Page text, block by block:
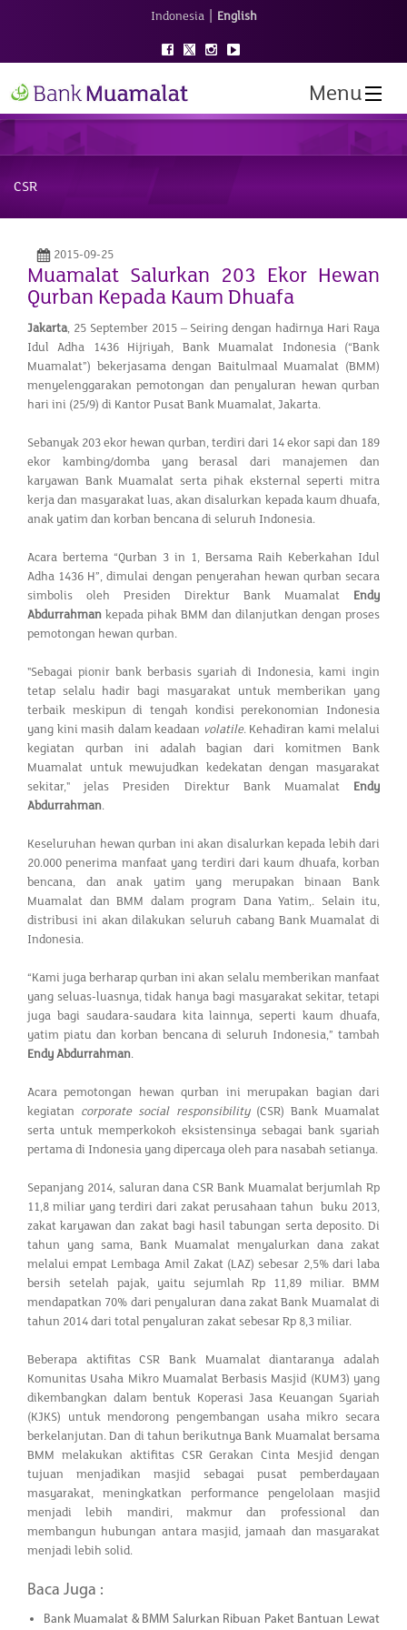
Indonesia | English
Menu
CSR
2015-09-25
Muamalat Salurkan 203 Ekor Hewan
Qurban Kepada Kaum Dhuafa
Jakarta, 25 September 2015 – Seiring dengan hadirnya Hari Raya
Idul Adha 1436 Hijriyah, Bank Muamalat Indonesia (“Bank
Muamalat”) bekerjasama dengan Baitulmaal Muamalat (BMM)
menyelenggarakan pemotongan dan penyaluran hewan qurban
hari ini (25/9) di Kantor Pusat Bank Muamalat, Jakarta.
Sebanyak 203 ekor hewan qurban, terdiri dari 14 ekor sapi dan 189
ekor kambing/domba yang berasal dari manajemen dan
karyawan Bank Muamalat serta pihak eksternal seperti mitra
kerja dan masyarakat luas, akan disalurkan kepada kaum dhuafa,
anak yatim dan korban bencana di seluruh Indonesia.
Acara bertema “Qurban 3 in 1, Bersama Raih Keberkahan Idul
Adha 1436 H”, dimulai dengan penyerahan hewan qurban secara
simbolis oleh Presiden Direktur Bank Muamalat Endy
Abdurrahman kepada pihak BMM dan dilanjutkan dengan proses
pemotongan hewan qurban.
"Sebagai pionir bank berbasis syariah di Indonesia, kami ingin
tetap selalu hadir bagi masyarakat untuk memberikan yang
terbaik meskipun di tengah kondisi perekonomian Indonesia
yang kini masih dalam keadaan volatile. Kehadiran kami melalui
kegiatan qurban ini adalah bagian dari komitmen Bank
Muamalat untuk mewujudkan kedekatan dengan masyarakat
sekitar," jelas Presiden Direktur Bank Muamalat Endy
Abdurrahman.
Keseluruhan hewan qurban ini akan disalurkan kepada lebih dari
20.000 penerima manfaat yang terdiri dari kaum dhuafa, korban
bencana, dan anak yatim yang merupakan binaan Bank
Muamalat dan BMM dalam program Dana Yatim,. Selain itu,
distribusi ini akan dilakukan seluruh cabang Bank Muamalat di
Indonesia.
“Kami juga berharap qurban ini akan selalu memberikan manfaat
yang seluas-luasnya, tidak hanya bagi masyarakat sekitar, tetapi
juga bagi saudara-saudara kita lainnya, seperti kaum dhuafa,
yatim piatu dan korban bencana di seluruh Indonesia,” tambah
Endy Abdurrahman.
Acara pemotongan hewan qurban ini merupakan bagian dari
kegiatan corporate social responsibility (CSR) Bank Muamalat
serta untuk memperkokoh eksistensinya sebagai bank syariah
pertama di Indonesia yang dipercaya oleh para nasabah setianya.
Sepanjang 2014, saluran dana CSR Bank Muamalat berjumlah Rp
11,8 miliar yang terdiri dari zakat perusahaan tahun buku 2013,
zakat karyawan dan zakat bagi hasil tabungan serta deposito. Di
tahun yang sama, Bank Muamalat menyalurkan dana zakat
melalui empat Lembaga Amil Zakat (LAZ) sebesar 2,5% dari laba
bersih setelah pajak, yaitu sejumlah Rp 11,89 miliar. BMM
mendapatkan 70% dari penyaluran dana zakat Bank Muamalat di
tahun 2014 dari total penyaluran zakat sebesar Rp 8,3 miliar.
Beberapa aktifitas CSR Bank Muamalat diantaranya adalah
Komunitas Usaha Mikro Muamalat Berbasis Masjid (KUM3) yang
dikembangkan dalam bentuk Koperasi Jasa Keuangan Syariah
(KJKS) untuk mendorong pengembangan usaha mikro secara
berkelanjutan. Dan di tahun berikutnya Bank Muamalat bersama
BMM melakukan aktifitas CSR Gerakan Cinta Mesjid dengan
tujuan menjadikan masjid sebagai pusat pemberdayaan
masyarakat, meningkatkan performance pengelolaan masjid
menjadi lebih mandiri, makmur dan professional dan
membangun hubungan antara masjid, jamaah dan masyarakat
menjadi lebih solid.
Baca Juga :
Bank Muamalat & BMM Salurkan Ribuan Paket Bantuan Lewat